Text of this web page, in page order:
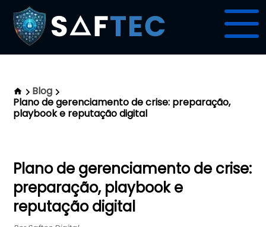
Blog
Plano de gerenciamento de crise: preparação,
playbook e reputação digital
Plano de gerenciamento de crise:
preparação, playbook e
reputação digital